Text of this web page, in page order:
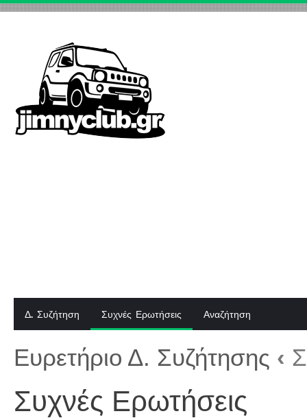
Δ. Συζήτηση Συχνές Ερωτήσεις Αναζήτηση
Ευρετήριο Δ. Συζήτησης ‹
Συχνές Ερωτήσεις